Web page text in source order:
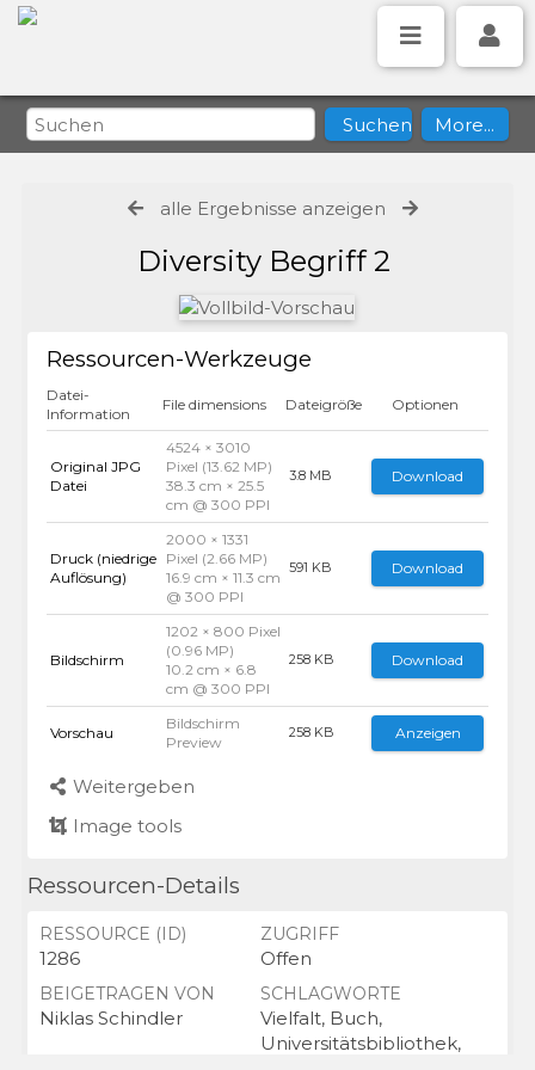
alle Ergebnisse anzeigen
Diversity Begriff 2
Ressourcen-Werkzeuge
Datei-
Information
File dimensions Dateigröße Optionen
Original JPG
Datei
4524 × 3010
Pixel (13.62 MP)
38.3 cm × 25.5
cm @ 300 PPI
3.8 MB Download
Druck (niedrige
Auflösung)
2000 × 1331
Pixel (2.66 MP)
16.9 cm × 11.3 cm
@ 300 PPI
591 KB Download
Bildschirm
1202 × 800 Pixel
(0.96 MP)
10.2 cm × 6.8
cm @ 300 PPI
258 KB Download
Vorschau
Bildschirm
Preview
258 KB Anzeigen
Weitergeben
Image tools
Ressourcen-Details
RESSOURCE (ID)
1286
ZUGRIFF
Offen
BEIGETRAGEN VON
Niklas Schindler
SCHLAGWORTE
Vielfalt, Buch,
Universitätsbibliothek,